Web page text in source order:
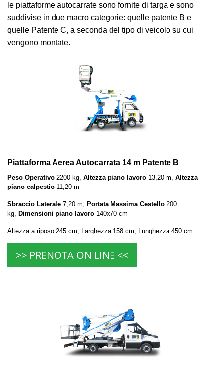
le piattaforme autocarrate sono fornite di targa e sono
suddivise in due macro categorie: quelle patente B e
quelle Patente C, a seconda del tipo di veicolo su cui
vengono montate.
Piattaforma Aerea Autocarrata 14 m Patente B
Peso Operativo 2200 kg, Altezza piano lavoro 13,20 m, Altezza
piano calpestio 11,20 m
Sbraccio Laterale 7,20 m, Portata Massima Cestello 200
kg, Dimensioni piano lavoro 140x70 cm
Altezza a riposo 245 cm, Larghezza 158 cm, Lunghezza 450 cm
>> PRENOTA ON LINE <<